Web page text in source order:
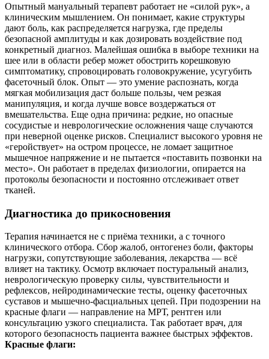
Опытный мануальный терапевт работает не «силой рук», а
клиническим мышлением. Он понимает, какие структуры
дают боль, как распределяется нагрузка, где пределы
безопасной амплитуды и как дозировать воздействие под
конкретный диагноз. Малейшая ошибка в выборе техники на
шее или в области ребер может обострить корешковую
симптоматику, спровоцировать головокружение, усугубить
фасеточный блок. Опыт — это умение распознать, когда
мягкая мобилизация даст больше пользы, чем резкая
манипуляция, и когда лучше вовсе воздержаться от
вмешательства. Еще одна причина: редкие, но опасные
сосудистые и неврологические осложнения чаще случаются
при неверной оценке рисков. Специалист высокого уровня не
«геройствует» на остром процессе, не ломает защитное
мышечное напряжение и не пытается «поставить позвонки на
место». Он работает в пределах физиологии, опирается на
протоколы безопасности и постоянно отслеживает ответ
тканей.
Диагностика до прикосновения
Терапия начинается не с приёма техники, а с точного
клинического отбора. Сбор жалоб, онтогенез боли, факторы
нагрузки, сопутствующие заболевания, лекарства — всё
влияет на тактику. Осмотр включает постуральный анализ,
неврологическую проверку силы, чувствительности и
рефлексов, нейродинамические тесты, оценку фасеточных
суставов и мышечно-фасциальных цепей. При подозрении на
красные флаги — направление на МРТ, рентген или
консультацию узкого специалиста. Так работает врач, для
которого безопасность пациента важнее быстрых эффектов.
Красные флаги: